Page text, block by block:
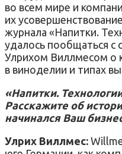
во всем мире и
их
журнала «Напитки.
удалось пообщаться с
Улрихом Виллмесом о
в виноделии и типах
«Напитки.
Расскажите об
начинался Ваш
Улрих Виллмес: